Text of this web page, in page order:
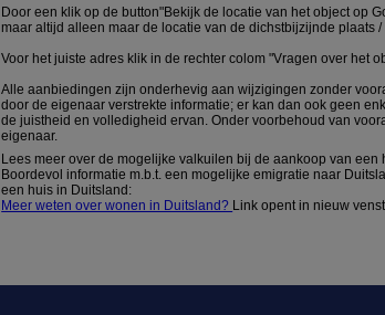
Door een klik op de button"Bekijk de locatie van het object op
maar altijd alleen maar de locatie van de dichstbijzijnde plaats /
Voor het juiste adres klik in de rechter colom "Vragen over het
Alle aanbiedingen zijn onderhevig aan wijzigingen zonder
door de eigenaar verstrekte informatie; er kan dan ook geen
de juistheid en volledigheid ervan. Onder voorbehoud van
eigenaar.
Lees meer over de mogelijke valkuilen bij de aankoop van een
Boordevol informatie m.b.t. een mogelijke emigratie naar
een huis in Duitsland:
Meer weten over wonen in Duitsland? Link opent in nieuw